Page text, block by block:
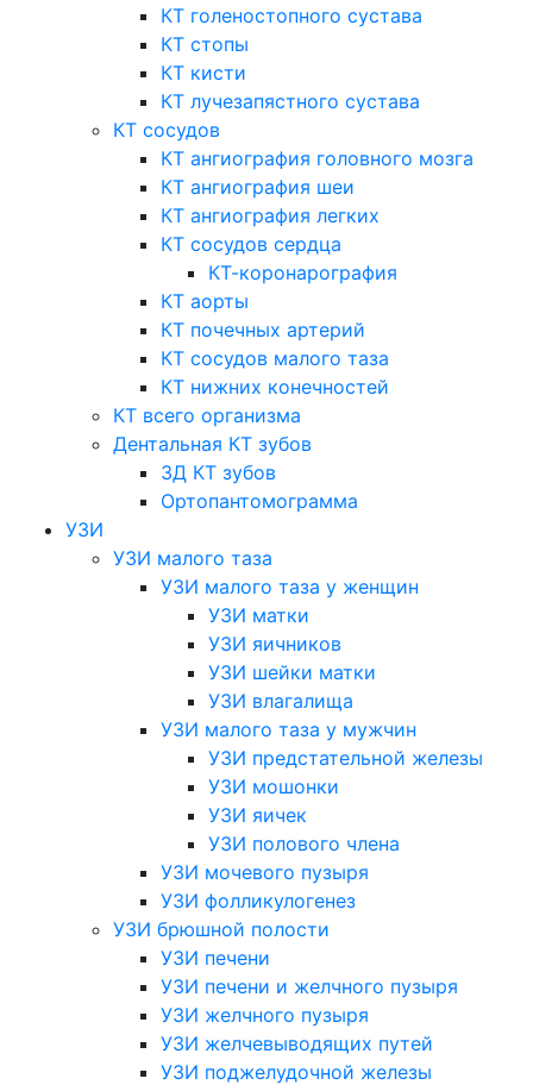
КТ голеностопного сустава
КТ стопы
КТ кисти
КТ лучезапястного сустава
КТ сосудов
КТ ангиография головного мозга
КТ ангиография шеи
КТ ангиография легких
КТ сосудов сердца
КТ-коронарография
КТ аорты
КТ почечных артерий
КТ сосудов малого таза
КТ нижних конечностей
КТ всего организма
Дентальная КТ зубов
3Д КТ зубов
Ортопантомограмма
УЗИ
УЗИ малого таза
УЗИ малого таза у женщин
УЗИ матки
УЗИ яичников
УЗИ шейки матки
УЗИ влагалища
УЗИ малого таза у мужчин
УЗИ предстательной железы
УЗИ мошонки
УЗИ яичек
УЗИ полового члена
УЗИ мочевого пузыря
УЗИ фолликулогенез
УЗИ брюшной полости
УЗИ печени
УЗИ печени и желчного пузыря
УЗИ желчного пузыря
УЗИ желчевыводящих путей
УЗИ поджелудочной железы